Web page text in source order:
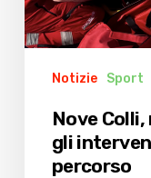
Notizie Sport
Nove
gli
percorso